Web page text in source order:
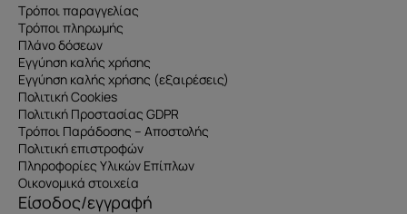
Τρόποι παραγγελίας
Τρόποι πληρωμής
Πλάνο δόσεων
Εγγύηση καλής χρήσης
Εγγύηση καλής χρήσης (εξαιρέσεις)
Πολιτική Cookies
Πολιτική Προστασίας GDPR
Τρόποι Παράδοσης – Αποστολής
Πολιτική επιστροφών
Πληροφορίες Υλικών Επίπλων
Οικονομικά στοιχεία
Είσοδος/εγγραφή